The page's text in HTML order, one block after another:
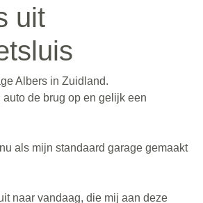
uit
Albers in Zuidland.
auto de brug op en gelijk een
als mijn standaard garage gemaakt
naar vandaag, die mij aan deze